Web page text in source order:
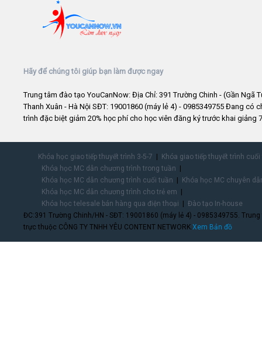
Hãy để chúng tôi giúp bạn làm được ngay
Trung tâm đào tạo YouCanNow: Địa Chỉ: 391 Trường Chinh - (Gần Ngã
Thanh Xuân - Hà Nội SĐT: 19001860 (máy lẻ 4) - 0985349755 Đang có
trình đặc biệt giảm 20% học phí cho học viên đăng ký trước khai giảng
Khóa học giao tiếp thuyết trình 3-5-7
Khóa giao tiếp thuyết trình
Khóa học MC dẫn chương trình trong tuần
Khóa học MC dẫn chương trình cuối tuần
Khóa học MC chuyên
Khóa học MC dẫn chương trình cho trẻ em
Khóa học telesale bán hàng qua điện thoại
Đào tạo In-house
ĐC:391 Trường Chinh/HN - SĐT: 19001860 (máy lẻ 4) - 0985349755.
trực thuộc CÔNG TY TNHH YÊU CONTENT NETWORK.Xem Bản đồ